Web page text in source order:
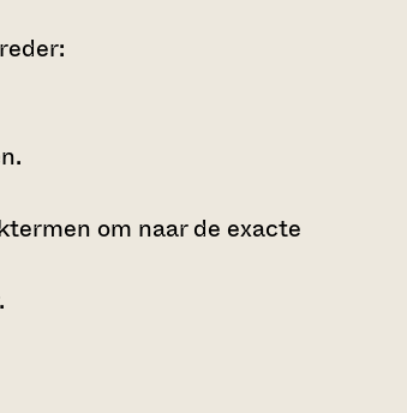
om naar de exacte
.